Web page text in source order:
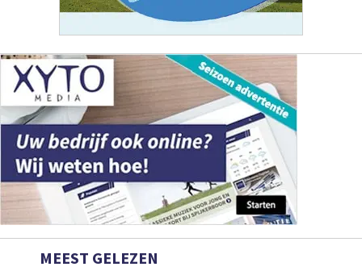
MEEST GELEZEN